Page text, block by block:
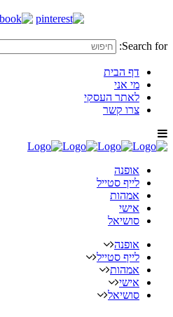
Search for:
דף הבית
מי אני
לאתר העסקי
צרו קשר
אופנה
לייף סטייל
אמהות
אישי
סושיאל
אופנה
לייף סטייל
אמהות
אישי
סושיאל